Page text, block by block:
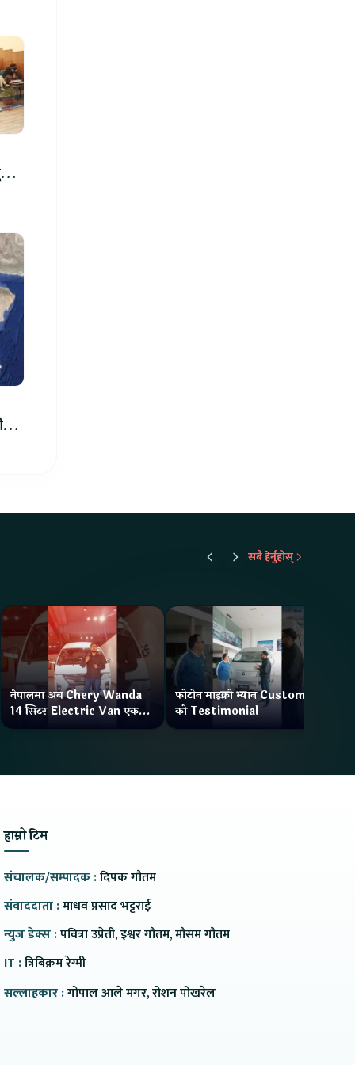
सबै हेर्नुहोस्
नेपालमा अब Chery Wanda
14 सिटर Electric Van एक
Charge मा दिन्छ 300KM
फोटोन माइक्रो भ्यान Customer
को Testimonial
हाम्रो टिम
संचालक/सम्पादक :दिपक गौतम
संवाददाता :माधव प्रसाद भट्टराई
न्युज डेक्स :पवित्रा उप्रेती, इश्वर गौतम, मौसम गौतम
IT :त्रिबिक्रम रेग्मी
सल्लाहकार :गोपाल आले मगर, रोशन पोखरेल